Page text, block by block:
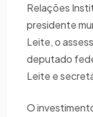
Relações
presidente
Leite, o
deputado
Leite e
O